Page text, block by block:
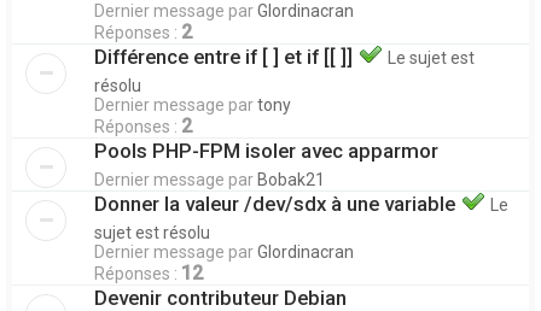
Dernier message parGlordinacran
Réponses : 2
Différence entre if [ ] et if [[ ]]
Le sujet est
résolu
Dernier message partony
Réponses : 2
Pools PHP-FPM isoler avec apparmor
Dernier message par Bobak21
Donner la valeur /dev/sdx à une variable
Le
sujet est résolu
Dernier message parGlordinacran
Réponses : 12
Devenir contributeur Debian